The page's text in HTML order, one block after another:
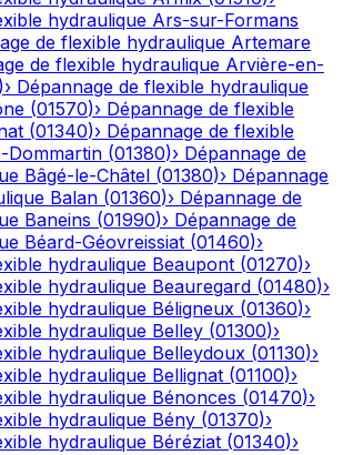
hydraulique Ars-sur-Formans
de flexible hydraulique Artemare
de flexible hydraulique Arvière-en-
)› Dépannage de flexible hydraulique
(01570)› Dépannage de flexible
(01340)› Dépannage de flexible
Dommartin (01380)› Dépannage de
Bâgé-le-Châtel (01380)› Dépannage
Balan (01360)› Dépannage de
Baneins (01990)› Dépannage de
Béard-Géovreissiat (01460)›
hydraulique Beaupont (01270)›
hydraulique Beauregard (01480)›
hydraulique Béligneux (01360)›
hydraulique Belley (01300)›
hydraulique Belleydoux (01130)›
hydraulique Bellignat (01100)›
hydraulique Bénonces (01470)›
hydraulique Bény (01370)›
hydraulique Béréziat (01340)›